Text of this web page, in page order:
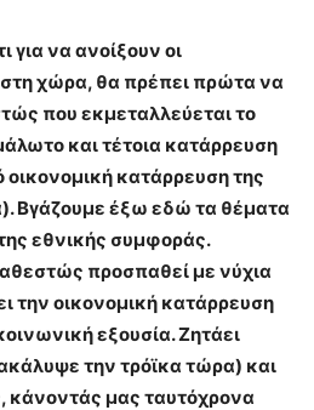
για να ανοίξουν οι
χώρα, θα πρέπει πρώτα να
που εκμεταλλεύεται το
και τέτοια κατάρρευση
κατάρρευση της
Βγάζουμε έξω εδώ τα θέματα
εθνικής συμφοράς.
προσπαθεί με νύχια
την οικονομική κατάρρευση
εξουσία. Ζητάει
την τρόϊκα τώρα) και
κάνοντάς μας ταυτόχρονα